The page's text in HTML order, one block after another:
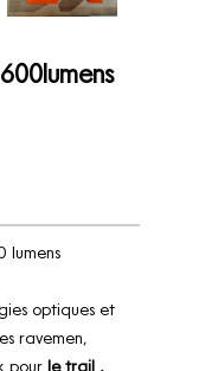
lumens
optiques et
ravemen,